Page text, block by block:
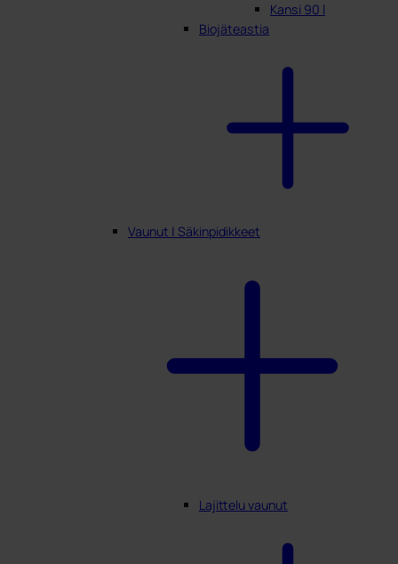
Kansi 90 l
Biojäteastia
Vaunut | Säkinpidikkeet
Lajittelu vaunut